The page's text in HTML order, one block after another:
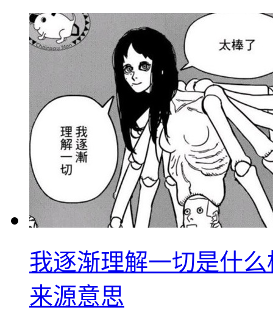
我逐渐理解一切是什
来源意思